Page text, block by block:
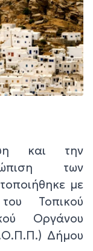
και την
των
με
Τοπικού
Οργάνου
Δήμου